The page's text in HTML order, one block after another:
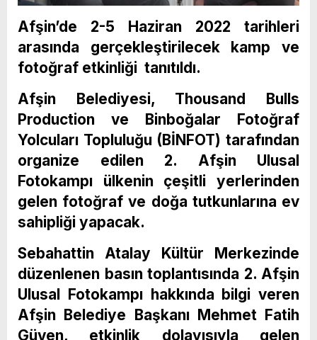
Afşin’de 2-5 Haziran 2022 tarihleri
arasında gerçekleştirilecek kamp ve
fotoğraf etkinliği tanıtıldı.
Afşin Belediyesi, Thousand Bulls
Production ve Binboğalar Fotoğraf
Yolcuları Topluluğu (BİNFOT) tarafından
organize edilen 2. Afşin Ulusal
Fotokampı ülkenin çeşitli yerlerinden
gelen fotoğraf ve doğa tutkunlarına ev
sahipliği yapacak.
Sebahattin Atalay Kültür Merkezinde
düzenlenen basın toplantısında 2. Afşin
Ulusal Fotokampı hakkında bilgi veren
Afşin Belediye Başkanı Mehmet Fatih
Güven, etkinlik dolayısıyla gelen